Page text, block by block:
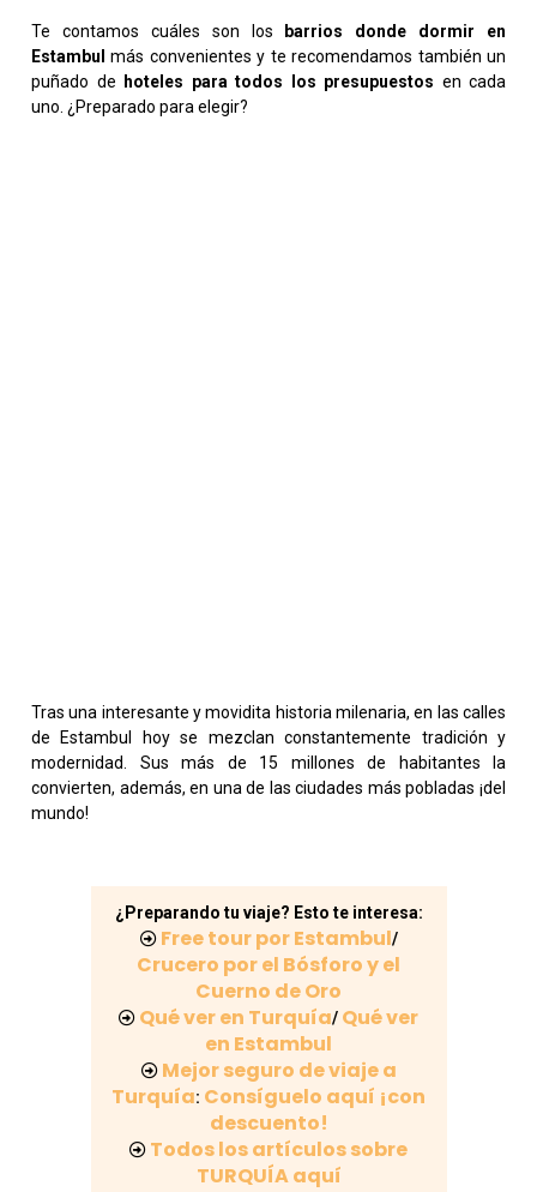
Te contamos cuáles son los barrios donde dormir en
Estambul más convenientes y te recomendamos también un
puñado de hoteles para todos los presupuestos en cada
uno. ¿Preparado para elegir?
Tras una interesante y movidita historia milenaria, en las calles
de Estambul hoy se mezclan constantemente tradición y
modernidad. Sus más de 15 millones de habitantes la
convierten, además, en una de las ciudades más pobladas ¡del
mundo!
¿Preparando tu viaje? Esto te interesa:
Free tour por Estambul/
Crucero por el Bósforo y el
Cuerno de Oro
Qué ver en Turquía/ Qué ver
en Estambul
Mejor seguro de viaje a
Turquía: Consíguelo aquí ¡con
descuento!
Todos los artículos sobre
TURQUÍA aquí